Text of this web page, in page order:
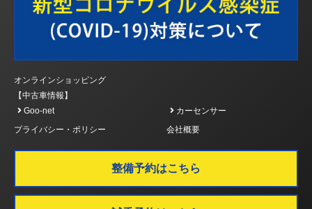
オンラインショッピング
【中古車情報】
Goo-net
カーセンサー
プライバシー・ポリシー
会社概要
整備予約はこちら